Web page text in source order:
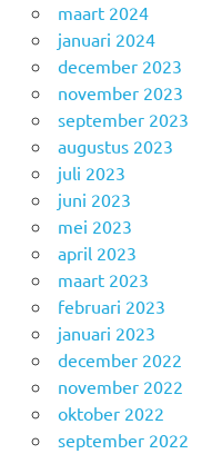
maart 2024
januari 2024
december 2023
november 2023
september 2023
augustus 2023
juli 2023
juni 2023
mei 2023
april 2023
maart 2023
februari 2023
januari 2023
december 2022
november 2022
oktober 2022
september 2022